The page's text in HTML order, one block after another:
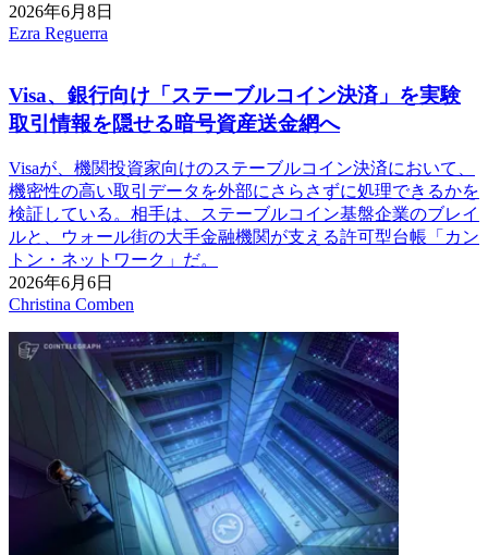
2026年6月8日
Ezra Reguerra
Visa、銀行向け「ステーブルコイン決済」を実験
取引情報を隠せる暗号資産送金網へ
Visaが、機関投資家向けのステーブルコイン決済において、
機密性の高い取引データを外部にさらさずに処理できるかを
検証している。相手は、ステーブルコイン基盤企業のブレイ
ルと、ウォール街の大手金融機関が支える許可型台帳「カン
トン・ネットワーク」だ。
2026年6月6日
Christina Comben